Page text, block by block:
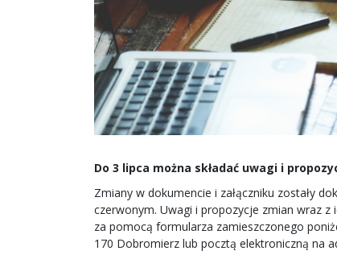
Do 3 lipca można składać uwagi i
Zmiany w dokumencie i załączniku zostały
czerwonym. Uwagi i propozycje zmian wraz z
za pomocą formularza zamieszczonego
170 Dobromierz lub pocztą elektroniczną na